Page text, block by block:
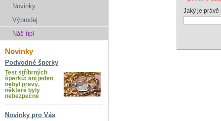
Novinky
Výprodej
Náš tip!
Novinky
Podvodné šperky
Test stříbrných
šperků: ani jeden
nebyl pravý,
některé byly
nebezpečné
Novinky pro Vás
Jaký je právě